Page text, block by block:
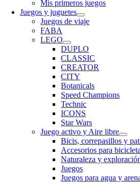
Mis primeros juegos
Juegos y juguetes
Juegos de viaje
FABA
LEGO
DUPLO
CLASSIC
CREATOR
CITY
Botanicals
Speed Champions
Technic
ICONS
Star Wars
Juego activo y Aire libre
Bicis, correpasillos y
Accesorios para
Naturaleza y
Juegos
Juegos para agua y